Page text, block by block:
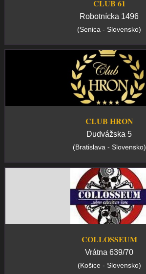
CLUB 61
Robotnícka 1496
(Senica - Slovensko)
CLUB HRON
Dudvážska 5
(Bratislava - Slovensko)
COLLOSSEUM
Vrátna 639/70
(Košice - Slovensko)